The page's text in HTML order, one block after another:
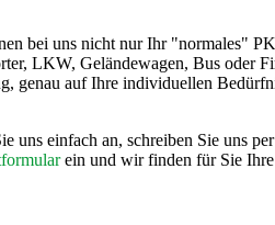
bei uns nicht nur Ihr "normales"
LKW, Geländewagen, Bus oder
genau auf Ihre individuellen
uns einfach an, schreiben Sie uns per
ein und wir finden für Sie Ihre